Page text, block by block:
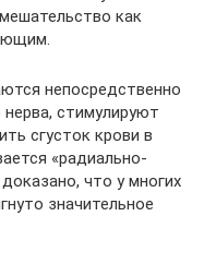
как
непосредственно
нерва, стимулируют
сгусток крови в
«радиально-
что у многих
значительное